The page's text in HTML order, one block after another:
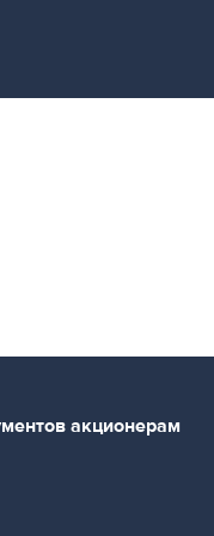
акционерам